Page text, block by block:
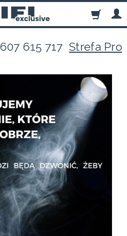
607 615 717Strefa Pro